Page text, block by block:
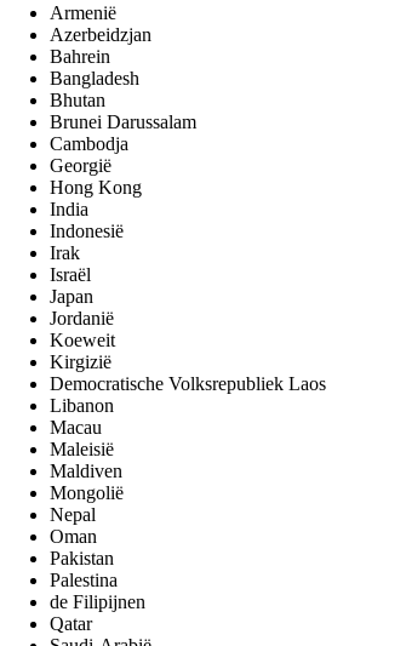
Armenië
Azerbeidzjan
Bahrein
Bangladesh
Bhutan
Brunei Darussalam
Cambodja
Georgië
Hong Kong
India
Indonesië
Irak
Israël
Japan
Jordanië
Koeweit
Kirgizië
Democratische Volksrepubliek Laos
Libanon
Macau
Maleisië
Maldiven
Mongolië
Nepal
Oman
Pakistan
Palestina
de Filipijnen
Qatar